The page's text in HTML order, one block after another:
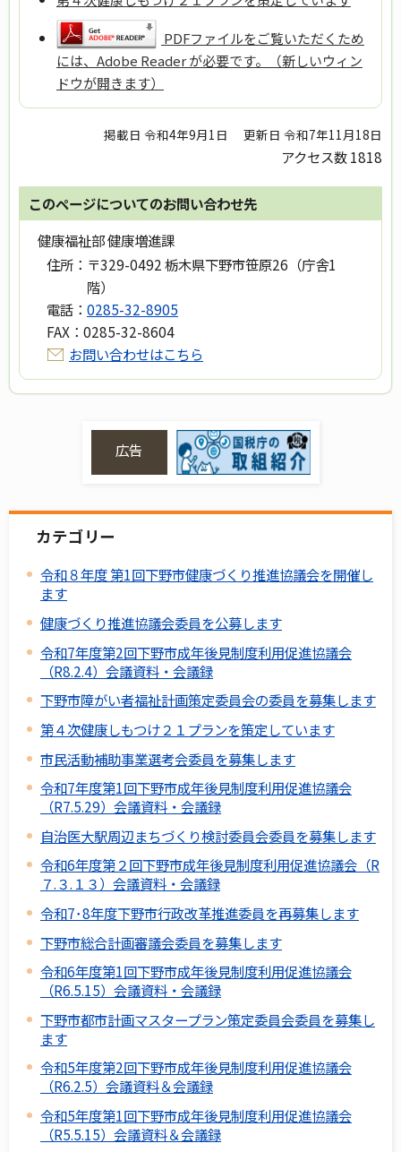
PDFファイルをご覧いただくため
には、Adobe Reader が必要です。（新しいウィン
ドウが開きます）
掲載日 令和4年9月1日 更新日 令和7年11月18日
アクセス数1818
このページについてのお問い合わせ先
健康福祉部 健康増進課
住所： 〒329-0492 栃木県下野市笹原26（庁舎1
階）
電話： 0285-32-8905
FAX： 0285-32-8604
お問い合わせはこちら
広告
カテゴリー
令和８年度 第1回下野市健康づくり推進協議会を開催し
ます
健康づくり推進協議会委員を公募します
令和7年度第2回下野市成年後見制度利用促進協議会
（R8.2.4）会議資料・会議録
下野市障がい者福祉計画策定委員会の委員を募集します
第４次健康しもつけ２１プランを策定しています
市民活動補助事業選考会委員を募集します
令和7年度第1回下野市成年後見制度利用促進協議会
（R7.5.29）会議資料・会議録
自治医大駅周辺まちづくり検討委員会委員を募集します
令和6年度第２回下野市成年後見制度利用促進協議会（R
７.３.１３）会議資料・会議録
令和7･8年度下野市行政改革推進委員を再募集します
下野市総合計画審議会委員を募集します
令和6年度第1回下野市成年後見制度利用促進協議会
（R6.5.15）会議資料・会議録
下野市都市計画マスタープラン策定委員会委員を募集し
ます
令和5年度第2回下野市成年後見制度利用促進協議会
（R6.2.5）会議資料＆会議録
令和5年度第1回下野市成年後見制度利用促進協議会
（R5.5.15）会議資料＆会議録